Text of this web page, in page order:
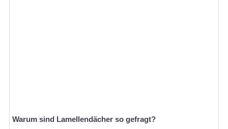
Warum sind Lamellendächer so gefragt?